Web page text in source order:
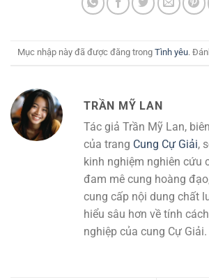
Mục nhập này đã được đăng trong Tình yêu.
TRẦN MỸ LAN
Tác giả Trần Mỹ Lan,
của trang Cung Cự Giải,
kinh nghiệm nghiên cứu
đam mê cung hoàng
cung cấp nội dung chất
hiểu sâu hơn về tính
nghiệp của cung Cự Giải.